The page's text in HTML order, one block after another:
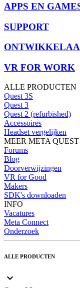
APPS EN
SUPPORT
VR FOR WORK
ALLE PRODUCTEN
Quest 3S
Quest 3
Quest 2 (refurbished)
Accessoires
Headset vergelijken
MEER META QUEST
Forums
Blog
Doorverwijzingen
VR for Good
Makers
SDK's downloaden
INFO
Vacatures
Meta Connect
Onderzoek
ALLE PRODUCTEN